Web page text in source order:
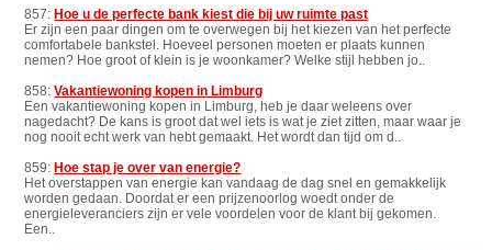
857:Hoe u de perfecte bank kiest die bij uw ruimte past
Er zijn een paar dingen om te overwegen bij het kiezen van het perfecte
comfortabele bankstel. Hoeveel personen moeten er plaats kunnen
nemen? Hoe groot of klein is je woonkamer? Welke stijl hebben jo..
858:Vakantiewoning kopen in Limburg
Een vakantiewoning kopen in Limburg, heb je daar weleens over
nagedacht? De kans is groot dat wel iets is wat je ziet zitten, maar waar je
nog nooit echt werk van hebt gemaakt. Het wordt dan tijd om d..
859:Hoe stap je over van energie?
Het overstappen van energie kan vandaag de dag snel en gemakkelijk
worden gedaan. Doordat er een prijzenoorlog woedt onder de
energieleveranciers zijn er vele voordelen voor de klant bij gekomen.
Een..